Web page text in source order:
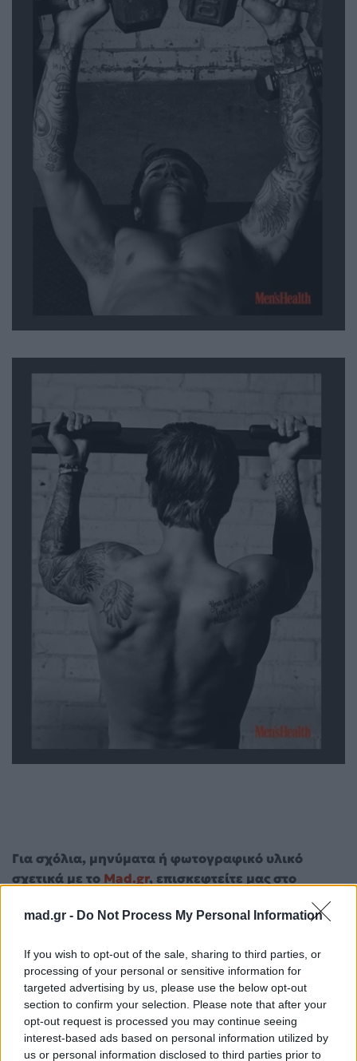
mad.gr - Do Not Process My Personal Information
If you wish to opt-out of the sale, sharing to third parties, or
processing of your personal or sensitive information for
targeted advertising by us, please use the below opt-out
section to confirm your selection. Please note that after your
opt-out request is processed you may continue seeing
interest-based ads based on personal information utilized by
us or personal information disclosed to third parties prior to
Για σχόλια, μηνύματα ή φωτογραφικό υλικό
σχετικά με το Mad.gr, επισκεφτείτε μας στο
ακολουθήστε μας στοInstagram.
Justin Bieber Men's Health
Ακολουθήστε το
Mad.gr στο Google
News